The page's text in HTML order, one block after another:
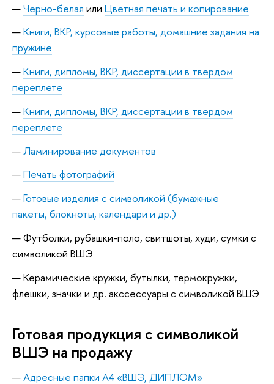
Черно-белая или Цветная печать и копирование
Книги, ВКР, курсовые работы, домашние задания на
пружине
Книги, дипломы, ВКР, диссертации в твердом
переплете
Книги, дипломы, ВКР, диссертации в твердом
переплете
Ламинирование документов
Печать фотографий
Готовые изделия с символикой (бумажные
пакеты, блокноты, календари и др.)
Футболки, рубашки-поло, свитшоты, худи, сумки с
символикой ВШЭ
Керамические кружки, бутылки, термокружки,
флешки, значки и др. акссессуары с символикой ВШЭ
Готовая продукция с символикой
ВШЭ на продажу
Адресные папки А4 «ВШЭ, ДИПЛОМ»